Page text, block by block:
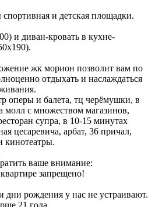
и детская площадки.
и диван-кровать в кухне-
жк морион позволит вам по
отдыхать и наслаждаться
оперы и балета, тц черёмушки, в
молл с множеством магазинов,
супра, в 10-15 минутах
цесаревича, арбат, 36 причал,
кинотеатры.
ваше внимание:
запрещено!
дни рождения у нас не устраивают.
21 года.